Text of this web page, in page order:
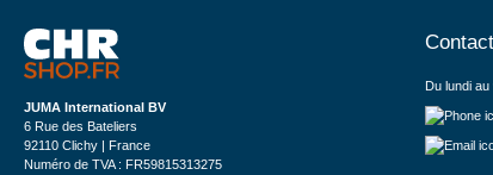
JUMA International BV
6 Rue des Bateliers
92110 Clichy | France
Numéro de TVA : FR59815313275
Du lundi